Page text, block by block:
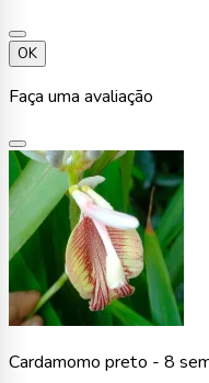
OK
Faça uma avaliação
Cardamomo preto - 8